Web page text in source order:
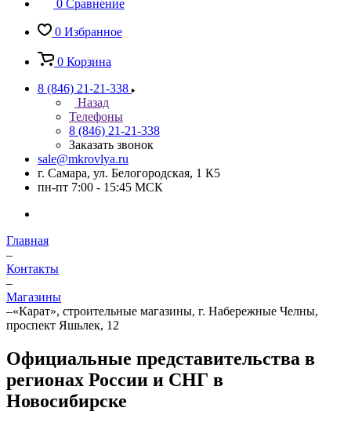
0 Сравнение
0 Избранное
0 Корзина
8 (846) 21-21-338
Назад
Телефоны
8 (846) 21-21-338
Заказать звонок
sale@mkrovlya.ru
г. Самара, ул. Белогородская, 1 К5
пн-пт 7:00 - 15:45 МСК
Главная
–
Контакты
–
Магазины
–«Карат», строительные магазины, г. Набережные Челны,
проспект Яшьлек, 12
Официальные представительства в
регионах России и СНГ в
Новосибирске